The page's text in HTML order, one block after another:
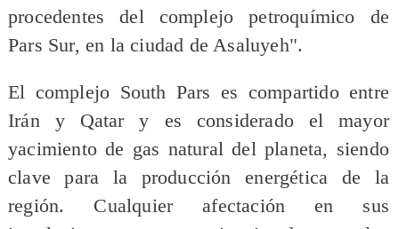
procedentes del complejo petroquímico de
Pars Sur, en la ciudad de Asaluyeh".
El complejo South Pars es compartido entre
Irán y Qatar y es considerado el mayor
yacimiento de gas natural del planeta, siendo
clave para la producción energética de la
región. Cualquier afectación en sus